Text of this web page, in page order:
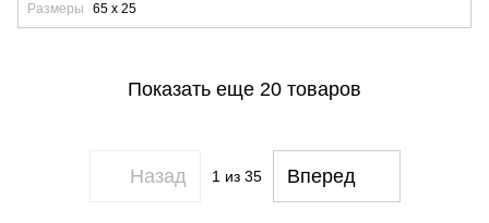
Размеры
65 x 25
Показать еще 20 товаров
Назад 1 из 35 Вперед